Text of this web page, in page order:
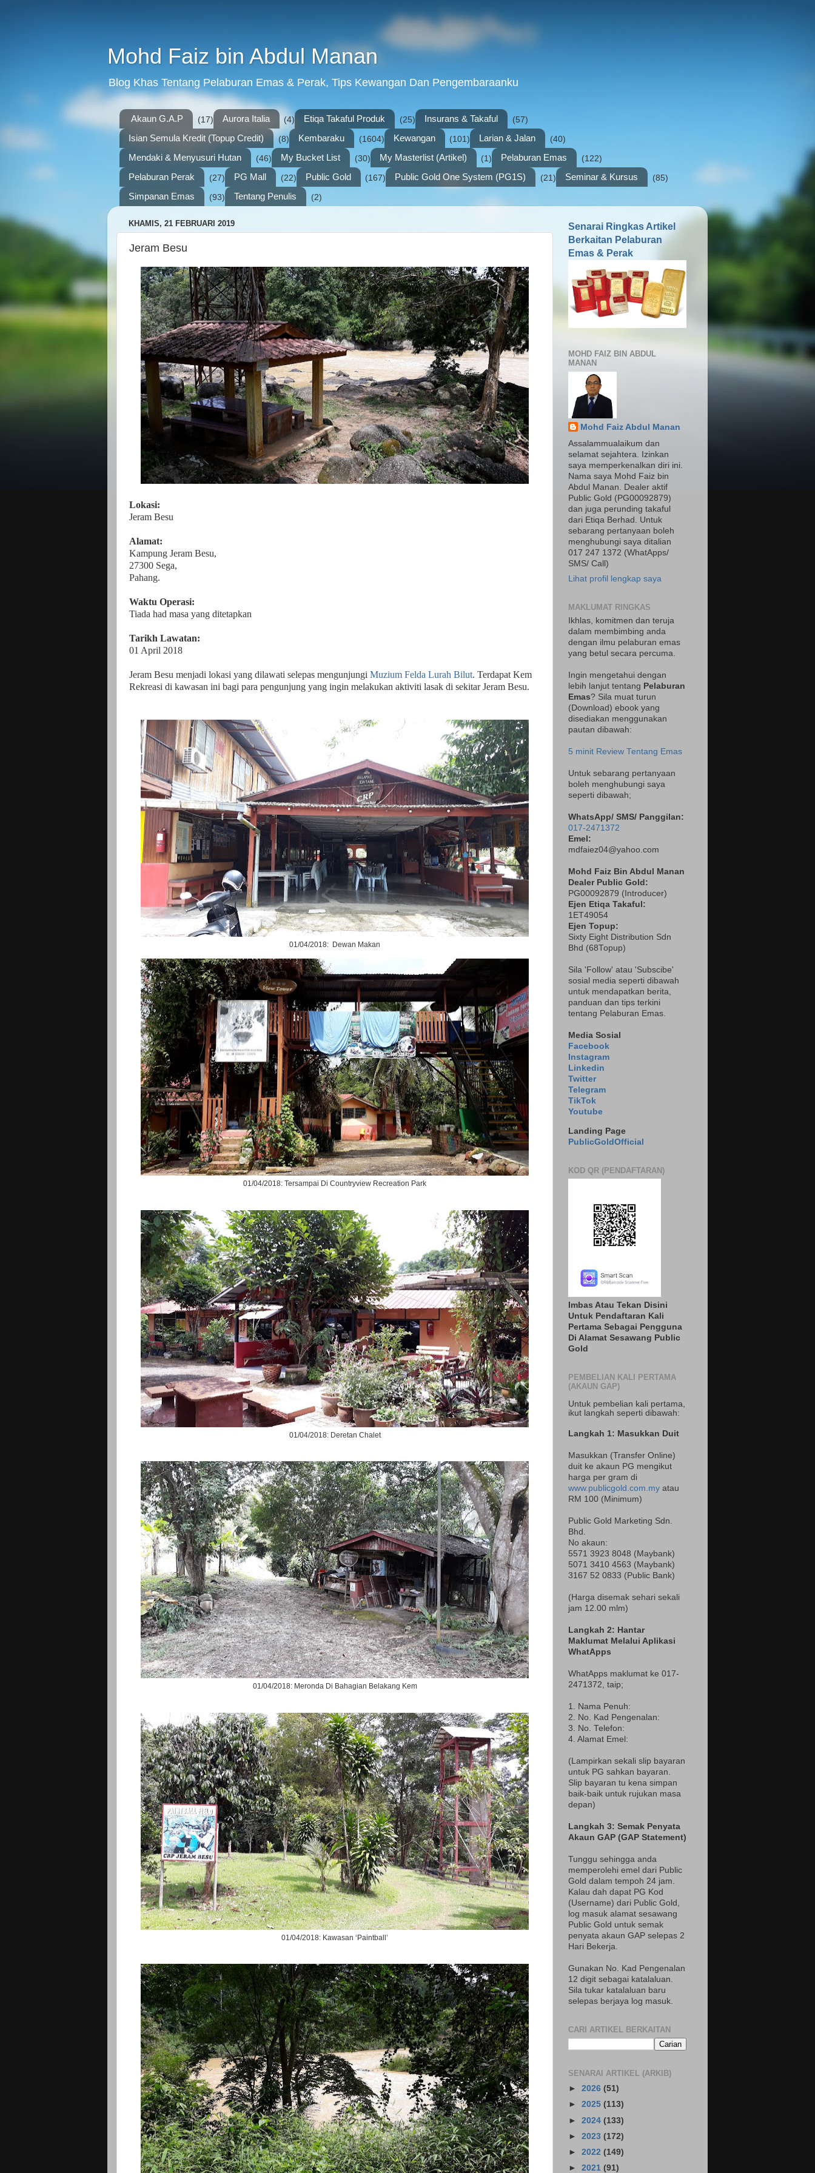
Mohd Faiz bin Abdul Manan
Blog Khas Tentang Pelaburan Emas & Perak, Tips Kewangan Dan Pengembaraanku
Akaun G.A.P (17) Aurora Italia (4) Etiqa Takaful Produk (25) Insurans & Takaful (57)
Isian Semula Kredit (Topup Credit) (8) Kembaraku (1604) Kewangan (101) Larian & Jalan (40)
Mendaki & Menyusuri Hutan (46) My Bucket List (30) My Masterlist (Artikel) (1) Pelaburan Emas (122)
Pelaburan Perak (27) PG Mall (22) Public Gold (167) Public Gold One System (PG1S) (21) Seminar & Kursus (85)
Simpanan Emas (93) Tentang Penulis (2)
KHAMIS, 21 FEBRUARI 2019
Jeram Besu
Lokasi:
Jeram Besu
Alamat:
Kampung Jeram Besu,
27300 Sega,
Pahang.
Waktu Operasi:
Tiada had masa yang ditetapkan
Tarikh Lawatan:
01 April 2018
Jeram Besu menjadi lokasi yang dilawati selepas mengunjungi Muzium Felda Lurah Bilut. Terdapat Kem
Rekreasi di kawasan ini bagi para pengunjung yang ingin melakukan aktiviti lasak di sekitar Jeram Besu.
01/04/2018: Dewan Makan
01/04/2018: Tersampai Di Countryview Recreation Park
01/04/2018: Deretan Chalet
01/04/2018: Meronda Di Bahagian Belakang Kem
01/04/2018: Kawasan ‘Paintball’
Senarai Ringkas Artikel
Berkaitan Pelaburan
Emas & Perak
MOHD FAIZ BIN ABDUL
MANAN
Mohd Faiz Abdul Manan
Assalammualaikum dan
selamat sejahtera. Izinkan
saya memperkenalkan diri ini.
Nama saya Mohd Faiz bin
Abdul Manan. Dealer aktif
Public Gold (PG00092879)
dan juga perunding takaful
dari Etiqa Berhad. Untuk
sebarang pertanyaan boleh
menghubungi saya ditalian
017 247 1372 (WhatApps/
SMS/ Call)
Lihat profil lengkap saya
MAKLUMAT RINGKAS
Ikhlas, komitmen dan teruja
dalam membimbing anda
dengan ilmu pelaburan emas
yang betul secara percuma.
Ingin mengetahui dengan
lebih lanjut tentang Pelaburan
Emas? Sila muat turun
(Download) ebook yang
disediakan menggunakan
pautan dibawah:
5 minit Review Tentang Emas
Untuk sebarang pertanyaan
boleh menghubungi saya
seperti dibawah;
WhatsApp/ SMS/ Panggilan:
017-2471372
Emel:
mdfaiez04@yahoo.com
Mohd Faiz Bin Abdul Manan
Dealer Public Gold:
PG00092879 ( Introducer)
Ejen Etiqa Takaful:
1ET49054
Ejen Topup:
Sixty Eight Distribution Sdn
Bhd (68Topup)
Sila 'Follow' atau 'Subscibe'
sosial media seperti dibawah
untuk mendapatkan berita,
panduan dan tips terkini
tentang Pelaburan Emas.
Media Sosial
Facebook
Instagram
Linkedin
Twitter
Telegram
TikTok
Youtube
Landing Page
PublicGoldOfficial
KOD QR (PENDAFTARAN)
Imbas Atau Tekan Disini
Untuk Pendaftaran Kali
Pertama Sebagai Pengguna
Di Alamat Sesawang Public
Gold
PEMBELIAN KALI PERTAMA
(AKAUN GAP)
Untuk pembelian kali pertama,
ikut langkah seperti dibawah:
Langkah 1: Masukkan Duit
Masukkan (Transfer Online)
duit ke akaun PG mengikut
harga per gram di
www.publicgold.com.my atau
RM 100 (Minimum)
Public Gold Marketing Sdn.
Bhd.
No akaun:
5571 3923 8048 (Maybank)
5071 3410 4563 (Maybank)
3167 52 0833 (Public Bank)
(Harga disemak sehari sekali
jam 12.00 mlm)
Langkah 2: Hantar
Maklumat Melalui Aplikasi
WhatApps
WhatApps maklumat ke 017-
2471372 , taip;
1. Nama Penuh:
2. No. Kad Pengenalan:
3. No. Telefon:
4. Alamat Emel:
(Lampirkan sekali slip bayaran
untuk PG sahkan bayaran.
Slip bayaran tu kena simpan
baik-baik untuk rujukan masa
depan)
Langkah 3: Semak Penyata
Akaun GAP (GAP Statement)
Tunggu sehingga anda
memperolehi emel dari Public
Gold dalam tempoh 24 jam.
Kalau dah dapat PG Kod
(Username) dari Public Gold,
log masuk alamat sesawang
Public Gold untuk semak
penyata akaun GAP selepas 2
Hari Bekerja.
Gunakan No. Kad Pengenalan
12 digit sebagai katalaluan.
Sila tukar katalaluan baru
selepas berjaya log masuk.
CARI ARTIKEL BERKAITAN
SENARAI ARTIKEL (ARKIB)
► 2026 (51)
► 2025 (113)
► 2024 (133)
► 2023 (172)
► 2022 (149)
► 2021 (91)